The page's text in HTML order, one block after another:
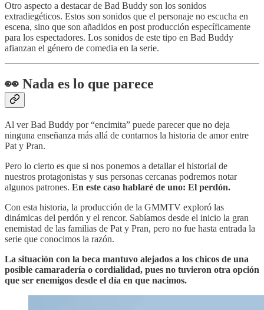
Otro aspecto a destacar de Bad Buddy son los sonidos
extradiegéticos. Estos son sonidos que el personaje no escucha en
escena, sino que son añadidos en post producción específicamente
para los espectadores. Los sonidos de este tipo en Bad Buddy
afianzan el género de comedia en la serie.
👀 Nada es lo que parece
Al ver Bad Buddy por “encimita” puede parecer que no deja
ninguna enseñanza más allá de contarnos la historia de amor entre
Pat y Pran.
Pero lo cierto es que si nos ponemos a detallar el historial de
nuestros protagonistas y sus personas cercanas podremos notar
algunos patrones. En este caso hablaré de uno: El perdón.
Con esta historia, la producción de la GMMTV exploró las
dinámicas del perdón y el rencor. Sabíamos desde el inicio la gran
enemistad de las familias de Pat y Pran, pero no fue hasta entrada la
serie que conocimos la razón.
La situación con la beca mantuvo alejados a los chicos de una
posible camaradería o cordialidad, pues no tuvieron otra opción
que ser enemigos desde el día en que nacimos.